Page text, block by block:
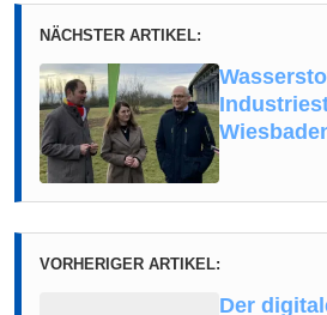
NÄCHSTER ARTIKEL:
VORHERIGER ARTIKEL:
Der